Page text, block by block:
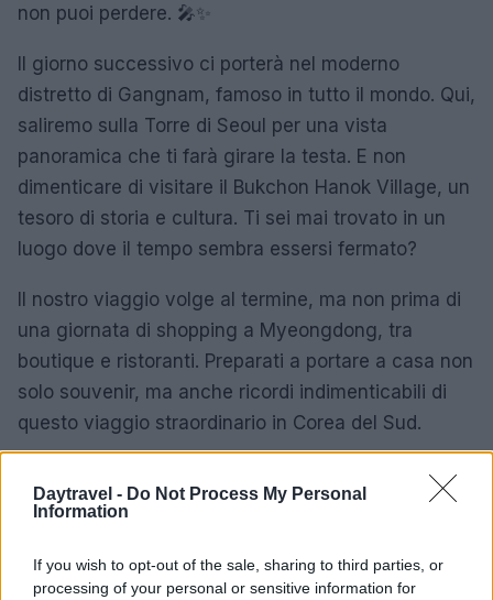
Daytravel - Do Not Process My Personal
Information
If you wish to opt-out of the sale, sharing to third parties, or
processing of your personal or sensitive information for
non puoi perdere. 🎤✨
Il giorno successivo ci porterà nel moderno
distretto di Gangnam, famoso in tutto il mondo. Qui,
saliremo sulla Torre di Seoul per una vista
panoramica che ti farà girare la testa. E non
dimenticare di visitare il Bukchon Hanok Village, un
tesoro di storia e cultura. Ti sei mai trovato in un
luogo dove il tempo sembra essersi fermato?
Il nostro viaggio volge al termine, ma non prima di
una giornata di shopping a Myeongdong, tra
boutique e ristoranti. Preparati a portare a casa non
solo souvenir, ma anche ricordi indimenticabili di
questo viaggio straordinario in Corea del Sud.
Partenza e ricordi indelebili
È tempo di tornare a casa, ma il cuore rimarrà
sempre in Corea. Mentre ti dirigi verso l’aeroporto,
riflettendo sui momenti vissuti, ricorda che ogni